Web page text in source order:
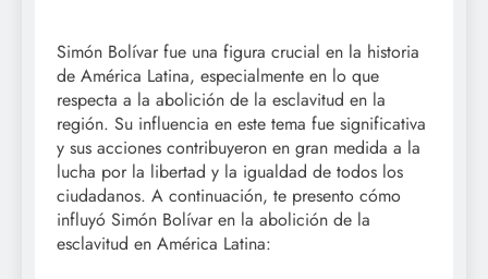
Simón Bolívar fue una figura crucial en la historia
de América Latina, especialmente en lo que
respecta a la abolición de la esclavitud en la
región. Su influencia en este tema fue significativa
y sus acciones contribuyeron en gran medida a la
lucha por la libertad y la igualdad de todos los
ciudadanos. A continuación, te presento cómo
influyó Simón Bolívar en la abolición de la
esclavitud en América Latina: